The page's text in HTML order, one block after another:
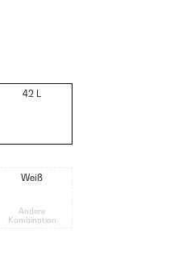
42 L
Weiß
Andere
Kombination